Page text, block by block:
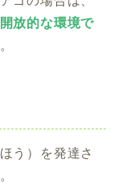
放的な環境で
う）を発達さ